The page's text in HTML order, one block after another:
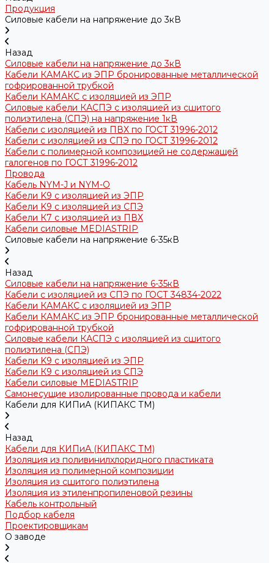
Продукция
Силовые кабели на напряжение до 3кВ
Назад
Силовые кабели на напряжение до 3кВ
Кабели КАМАКС из ЭПР бронированные металлической
гофрированной трубкой
Кабели КАМАКС с изоляцией из ЭПР
Силовые кабели КАСПЭ с изоляцией из сшитого
полиэтилена (СПЭ) на напряжение 1кВ
Кабели с изоляцией из ПВХ по ГОСТ 31996-2012
Кабели с изоляцией из СПЭ по ГОСТ 31996-2012
Кабели с полимерной композицией не содержащей
галогенов по ГОСТ 31996-2012
Провода
Кабель NYM-J и NYM-O
Кабели K9 с изоляцией из ЭПР
Кабели K9 с изоляцией из СПЭ
Кабели К7 с изоляцией из ПВХ
Кабели силовые MEDIASTRIP
Силовые кабели на напряжение 6-35кВ
Назад
Силовые кабели на напряжение 6-35кВ
Кабели с изоляцией из СПЭ по ГОСТ 34834-2022
Кабели КАМАКС с изоляцией из ЭПР
Кабели КАМАКС из ЭПР бронированные металлической
гофрированной трубкой
Силовые кабели КАСПЭ с изоляцией из сшитого
полиэтилена (СПЭ)
Кабели K9 с изоляцией из ЭПР
Кабели К9 с изоляцией из СПЭ
Кабели силовые MEDIASTRIP
Самонесущие изолированные провода и кабели
Кабели для КИПиА (КИПАКС ТМ)
Назад
Кабели для КИПиА (КИПАКС ТМ)
Изоляция из поливинилхлоридного пластиката
Изоляция из полимерной композиции
Изоляция из сшитого полиэтилена
Изоляция из этиленпропиленовой резины
Кабель контрольный
Подбор кабеля
Проектировщикам
О заводе